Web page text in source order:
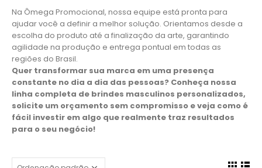
Na Ômega Promocional, nossa equipe está pronta para
ajudar você a definir a melhor solução. Orientamos desde a
escolha do produto até a finalização da arte, garantindo
agilidade na produção e entrega pontual em todas as
regiões do Brasil.
Quer transformar sua marca em uma presença
constante no dia a dia das pessoas? Conheça nossa
linha completa de brindes masculinos personalizados,
solicite um orçamento sem compromisso e veja como é
fácil investir em algo que realmente traz resultados
para o seu negócio!